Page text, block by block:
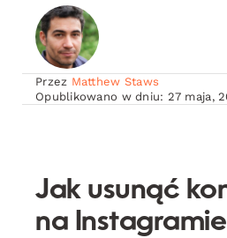
Przez Matthew Staws
Opublikowano w dniu: 27 maja,
Jak usunąć
na Instagramie